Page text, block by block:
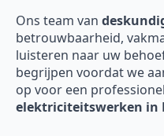
Ons team van
betrouwbaarheid,
luisteren naar uw
begrijpen voordat we
op voor een
elektriciteitswerken in